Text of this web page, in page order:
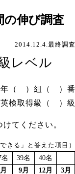
の伸び調査
2014.12.4.最終調査
レベル
年（ ）組（ ）番
英検取得級（ ）級
てください。
きる」と答えた項目）
名 39名
40名
9月 12月
3月